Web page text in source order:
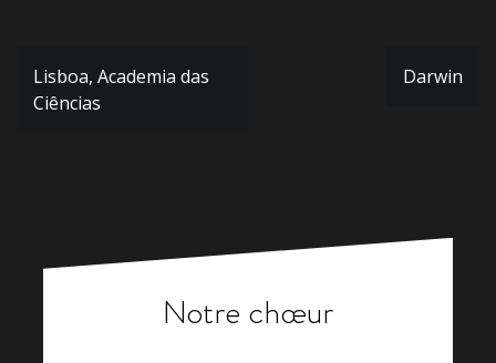
Navigation
de
Lisboa, Academia das
Ciências
Darwin
Notre chœur